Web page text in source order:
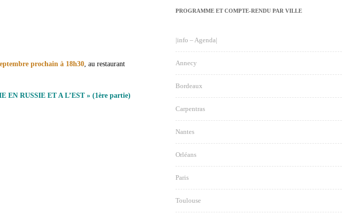
prochain à 18h30, au restaurant
EN RUSSIE ET A L’EST » (1ère partie)
PROGRAMME ET COMPTE-RENDU PAR VILLE
|info – Agenda|
Annecy
Bordeaux
Carpentras
Nantes
Orléans
Paris
Toulouse